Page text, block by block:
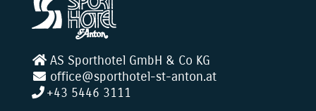
AS Sporthotel GmbH & Co KG
office@sporthotel-st-anton.at
+43 5446 3111